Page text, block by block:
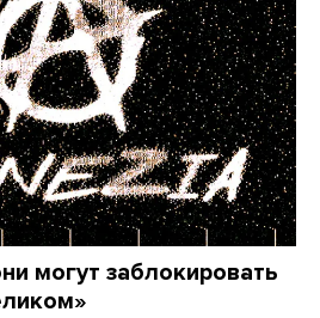
могут заблокировать